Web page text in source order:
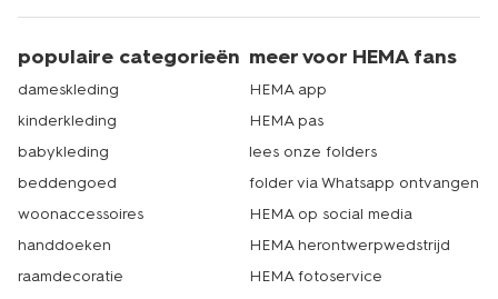
populaire categorieën
dameskleding
kinderkleding
babykleding
beddengoed
woonaccessoires
handdoeken
raamdecoratie
meer voor HEMA fans
HEMA app
HEMA pas
lees onze folders
folder via Whatsapp ontvangen
HEMA op social media
HEMA herontwerpwedstrijd
HEMA fotoservice